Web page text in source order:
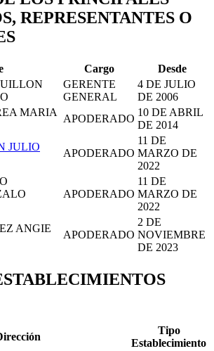
REPRESENTANTES O
Cargo
Desde
GERENTE
GENERAL
4 DE JULIO
DE 2006
MARIA
APODERADO
10 DE ABRIL
DE 2014
JULIO
APODERADO
11 DE
MARZO DE
2022
APODERADO
11 DE
MARZO DE
2022
ANGIE
APODERADO
2 DE
NOVIEMBRE
DE 2023
Tipo
Establecimiento